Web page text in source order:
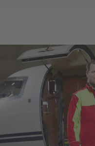
Liebe
zum
Leben